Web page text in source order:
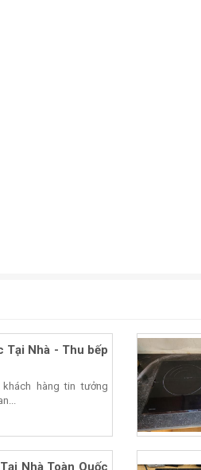
Tại Nhà - Thu bếp
hàng tin tưởng
Nhà Toàn Quốc